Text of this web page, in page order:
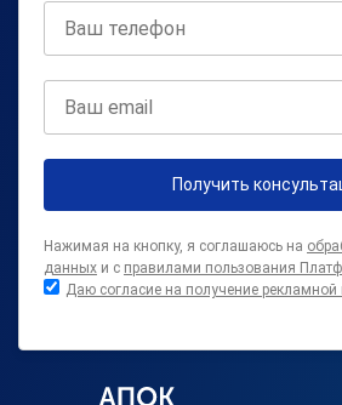
Получить
Нажимая на кнопку, я соглашаюсь на
данных и с правилами пользования
Даю согласие на получение